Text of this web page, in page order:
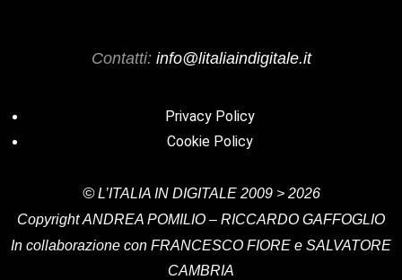
Contatti: info@litaliaindigitale.it
Privacy Policy
Cookie Policy
© L’ITALIA IN DIGITALE2009 > 2026
CopyrightANDREA POMILIO – RICCARDO GAFFOGLIO
In collaborazione con FRANCESCO FIORE e SALVATORE
CAMBRIA